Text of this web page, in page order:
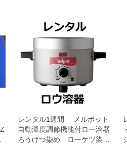
レンタル1週間 メルポット
自動温度調節機能付ロー溶器
ろうけつ染め ローケツ染め